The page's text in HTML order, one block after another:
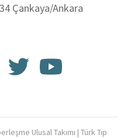
Çankaya/Ankara
Ulusal Takımı | Türk Tıp